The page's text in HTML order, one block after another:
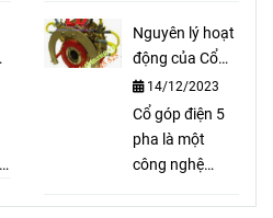
Sungdo với số
lượng lớn và
cung cấp ra thị
trường với giá
cả cạnh tranh,
hàng hóa luôn
Nguyên lý hoạt
động của Cổ
góp điện 5 pha
14/12/2023
Cổ góp điện 5
pha là một
công nghệ